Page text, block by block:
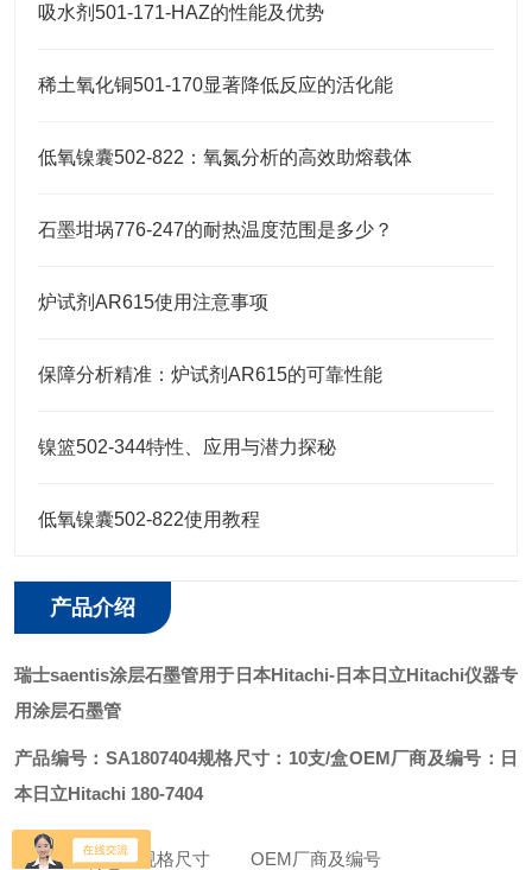
吸水剂501-171-HAZ的性能及优势
稀土氧化铜501-170显著降低反应的活化能
低氧镍囊502-822：氧氮分析的高效助熔载体
石墨坩埚776-247的耐热温度范围是多少？
炉试剂AR615使用注意事项
保障分析精准：炉试剂AR615的可靠性能
镍篮502-344特性、应用与潜力探秘
低氧镍囊502-822使用教程
产品介绍
瑞士saentis涂层石墨管用于日本Hitachi-日本日立Hitachi仪器专
用涂层石墨管
产品编号：SA1807404规格尺寸：10支/盒OEM厂商及编号：日
本日立Hitachi 180-7404
产品名称
产品
规格尺寸 OEM厂商及编号